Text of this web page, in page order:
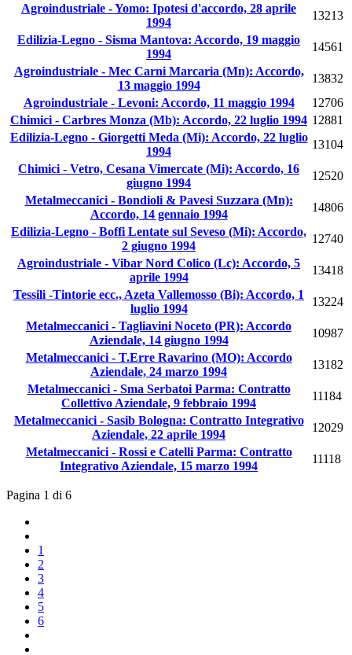
Agroindustriale - Yomo: Ipotesi d'accordo, 28 aprile
1994
13213
Edilizia-Legno - Sisma Mantova: Accordo, 19 maggio
1994
14561
Agroindustriale - Mec Carni Marcaria (Mn): Accordo,
13 maggio 1994
13832
Agroindustriale - Levoni: Accordo, 11 maggio 1994
12706
Chimici - Carbres Monza (Mb): Accordo, 22 luglio 1994 12881
Edilizia-Legno - Giorgetti Meda (Mi): Accordo, 22 luglio
1994
13104
Chimici - Vetro, Cesana Vimercate (Mi): Accordo, 16
giugno 1994
12520
Metalmeccanici - Bondioli & Pavesi Suzzara (Mn):
Accordo, 14 gennaio 1994
14806
Edilizia-Legno - Boffi Lentate sul Seveso (Mi): Accordo,
2 giugno 1994
12740
Agroindustriale - Vibar Nord Colico (Lc): Accordo, 5
aprile 1994
13418
Tessili -Tintorie ecc., Azeta Vallemosso (Bi): Accordo, 1
luglio 1994
13224
Metalmeccanici - Tagliavini Noceto (PR): Accordo
Aziendale, 14 giugno 1994
10987
Metalmeccanici - T.Erre Ravarino (MO): Accordo
Aziendale, 24 marzo 1994
13182
Metalmeccanici - Sma Serbatoi Parma: Contratto
Collettivo Aziendale, 9 febbraio 1994
11184
Metalmeccanici - Sasib Bologna: Contratto Integrativo
Aziendale, 22 aprile 1994
12029
Metalmeccanici - Rossi e Catelli Parma: Contratto
Integrativo Aziendale, 15 marzo 1994
11118
Pagina 1 di 6
1
2
3
4
5
6